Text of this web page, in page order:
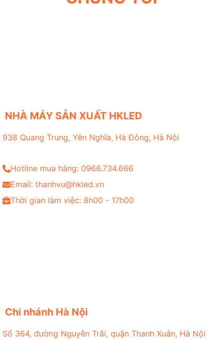
NHÀ MÁY SẢN XUẤT HKLED
938 Quang Trung, Yên Nghĩa, Hà Đông, Hà Nội
Hotline mua hàng: 0966.734.666
Email: thanhvu@hkled.vn
Thời gian làm việc: 8h00 - 17h00
Chi nhánh Hà Nội
Số 364, đường Nguyễn Trãi, quận Thanh Xuân, Hà Nội